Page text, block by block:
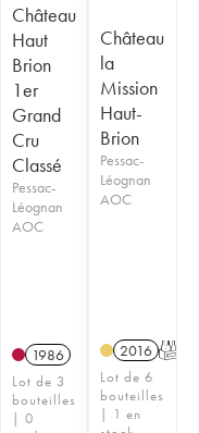
Château
Haut
Brion
1er
Grand
Cru
Classé
Pessac-
Léognan
AOC
1986
Lot de 3
bouteilles
| 0
Château
la
Mission
Haut-
Brion
Pessac-
Léognan
AOC
2016 T
Lot de 6
bouteilles
| 1 en